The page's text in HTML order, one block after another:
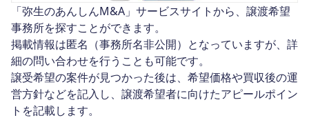
「弥生のあんしんM&A」サービスサイトから、譲渡希望
事務所を探すことができます。
掲載情報は匿名（事務所名非公開）となっていますが、詳
細の問い合わせを行うことも可能です。
譲受希望の案件が見つかった後は、希望価格や買収後の運
営方針などを記入し、譲渡希望者に向けたアピールポイン
トを記載します。